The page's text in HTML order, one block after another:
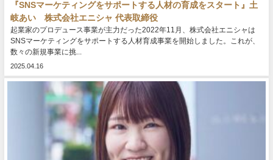
『SNSマーケティングをサポートする人材の育成をスタート』土
岐あい 株式会社エニシャ 代表取締役
起業家のプロデュース事業が主力だった2022年11月、株式会社エニシャは
SNSマーケティングをサポートする人材育成事業を開始しました。これが、
数々の新規事業に挑...
2025.04.16